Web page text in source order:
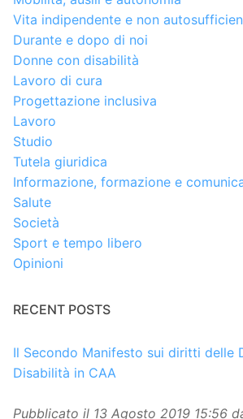
Vita indipendente e non
Durante e dopo di noi
Donne con disabilità
Lavoro di cura
Progettazione inclusiva
Lavoro
Studio
Tutela giuridica
Informazione, formazione e
Salute
Società
Sport e tempo libero
Opinioni
RECENT POSTS
Il Secondo Manifesto sui diritti delle
Disabilità in CAA
Pubblicato il 13 Agosto 2019 15:56